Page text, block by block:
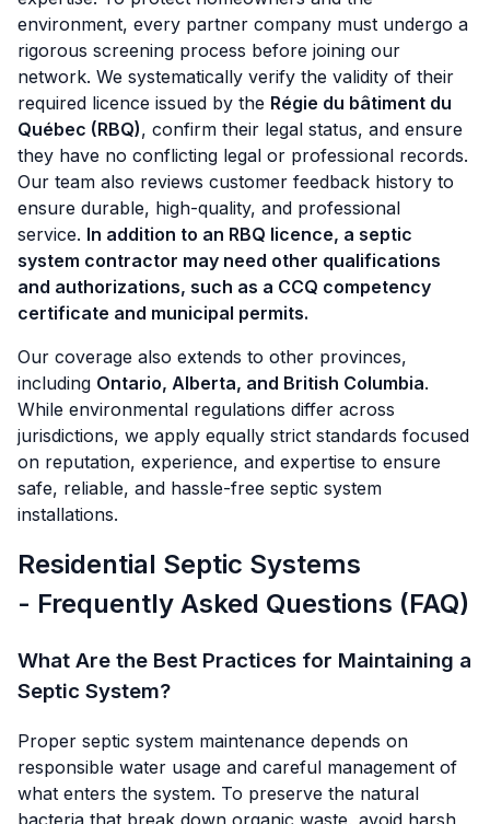
environment, every partner company must undergo a
rigorous screening process before joining our
network. We systematically verify the validity of their
required licence issued by the Régie du bâtiment du
Québec (RBQ), confirm their legal status, and ensure
they have no conflicting legal or professional records.
Our team also reviews customer feedback history to
ensure durable, high-quality, and professional
service. In addition to an RBQ licence, a septic
system contractor may need other qualifications
and authorizations, such as a CCQ competency
certificate and municipal permits.
Our coverage also extends to other provinces,
including Ontario, Alberta, and British Columbia.
While environmental regulations differ across
jurisdictions, we apply equally strict standards focused
on reputation, experience, and expertise to ensure
safe, reliable, and hassle-free septic system
installations.
Residential Septic Systems
- Frequently Asked Questions (FAQ)
What Are the Best Practices for Maintaining a
Septic System?
Proper septic system maintenance depends on
responsible water usage and careful management of
what enters the system. To preserve the natural
bacteria that break down organic waste, avoid harsh